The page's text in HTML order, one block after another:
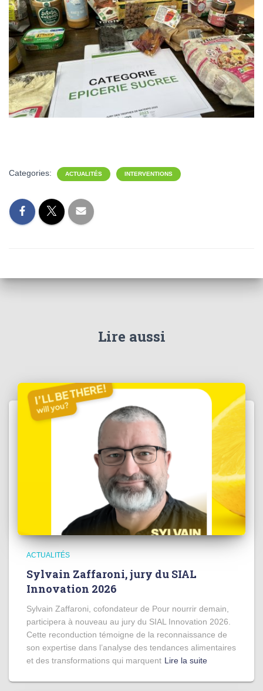
Categories: ACTUALITÉS INTERVENTIONS
Lire aussi
ACTUALITÉS
Sylvain Zaffaroni, jury du SIAL
Innovation 2026
Sylvain Zaffaroni, cofondateur de Pour nourrir demain,
participera à nouveau au jury du SIAL Innovation 2026.
Cette reconduction témoigne de la reconnaissance de
son expertise dans l’analyse des tendances alimentaires
et des transformations qui marquent Lire la suite